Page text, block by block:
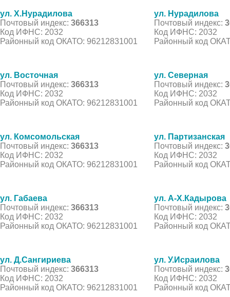
ул. Х.Нурадилова
Почтовый индекс: 366313
Код ИФНС: 2032
Районный код ОКАТО: 96212831001
ул. Нурадилова
Почтовый индекс:
Код ИФНС: 2032
Районный код
ул. Восточная
Почтовый индекс: 366313
Код ИФНС: 2032
Районный код ОКАТО: 96212831001
ул. Северная
Почтовый индекс:
Код ИФНС: 2032
Районный код
ул. Комсомольская
Почтовый индекс: 366313
Код ИФНС: 2032
Районный код ОКАТО: 96212831001
ул. Партизанская
Почтовый индекс:
Код ИФНС: 2032
Районный код
ул. Габаева
Почтовый индекс: 366313
Код ИФНС: 2032
Районный код ОКАТО: 96212831001
ул. А-Х.Кадырова
Почтовый индекс:
Код ИФНС: 2032
Районный код
ул. Д.Сангириева
Почтовый индекс: 366313
Код ИФНС: 2032
Районный код ОКАТО: 96212831001
ул. У.Исраилова
Почтовый индекс:
Код ИФНС: 2032
Районный код